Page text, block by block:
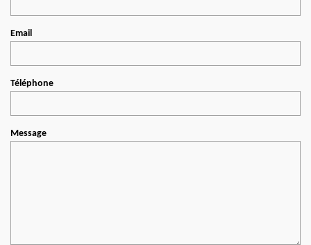
Email
Téléphone
Message